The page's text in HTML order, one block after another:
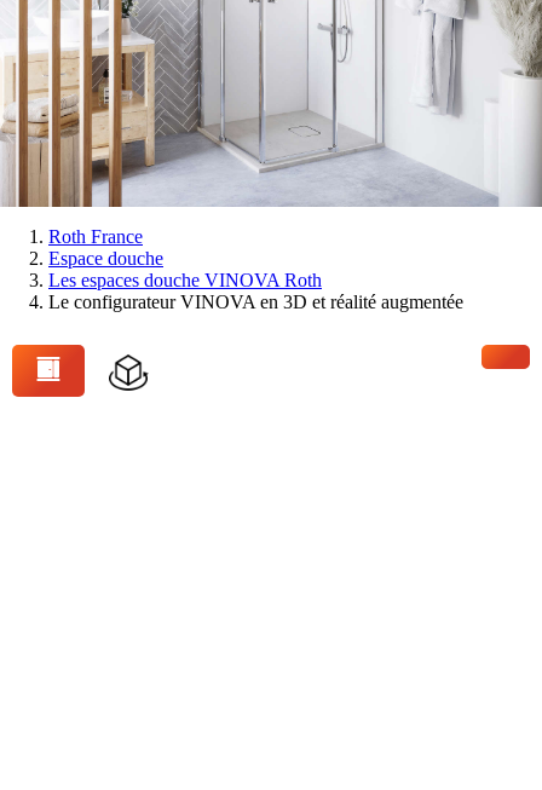
Vous
êtes
Roth France
Espace douche
Les espaces douche VINOVA Roth
Le configurateur VINOVA en 3D et réalité augmentée